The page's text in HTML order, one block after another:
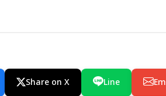
Share on X Line